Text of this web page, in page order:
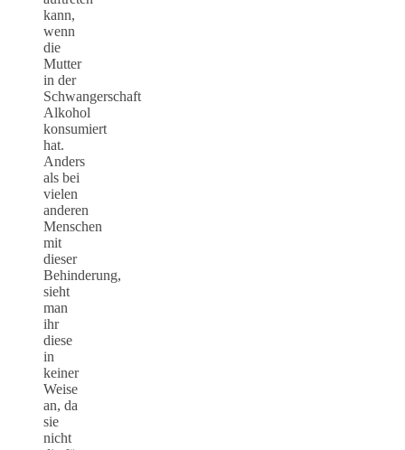
kann,
wenn
die
Mutter
in der
Schwangerschaft
Alkohol
konsumiert
hat.
Anders
als bei
vielen
anderen
Menschen
mit
dieser
Behinderung,
sieht
man
ihr
diese
in
keiner
Weise
an, da
sie
nicht